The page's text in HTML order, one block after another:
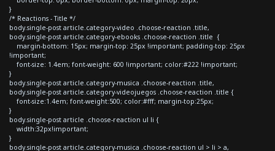
}
/* Reactions - Title */
body.single-post article.category-video .choose-reaction .title,
body.single-post article.category-ebooks .choose-reaction .title {
margin-bottom: 15px; margin-top: 25px !important; padding-top: 25px
!important;
font-size: 1.4em; font-weight: 600 !important; color:#222 !important;
}
body.single-post article.category-musica .choose-reaction .title,
body.single-post article.category-videojuegos .choose-reaction .title {
font-size:1.4em; font-weight:500; color:#fff; margin-top:25px;
}
body.single-post article .choose-reaction ul li {
width:32px!important;
}
body.single-post article.category-musica .choose-reaction ul > li > a,